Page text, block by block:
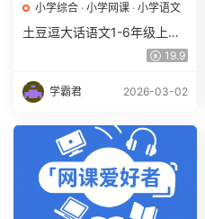
小学综合 · 小学网课 · 小学语文
土豆逗大话语文1-6年级上册
合集趣味动画课(人教 部编)百
19.9
学霸君 2026-03-02